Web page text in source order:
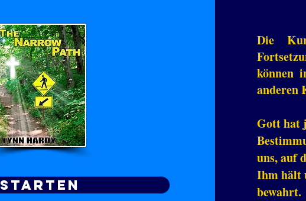
Starten
Die
können
anderen
Gott hat
uns, auf
Ihm hält
bewahrt.